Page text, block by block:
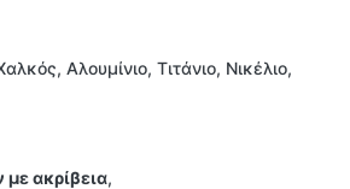
Αλουμίνιο, Τιτάνιο, Νικέλιο,
ακρίβεια,